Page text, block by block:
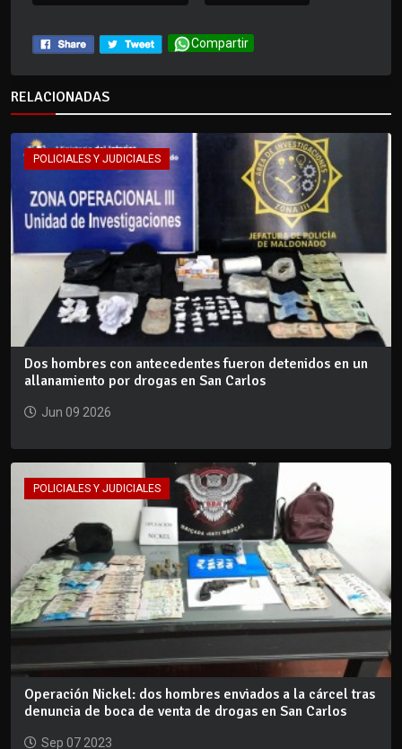
Compartir
RELACIONADAS
POLICIALES Y JUDICIALES
Dos hombres con antecedentes fueron detenidos en un
allanamiento por drogas en San Carlos
Jun 09 2026
POLICIALES Y JUDICIALES
Operación Nickel: dos hombres enviados a la cárcel tras
denuncia de boca de venta de drogas en San Carlos
Sep 07 2023